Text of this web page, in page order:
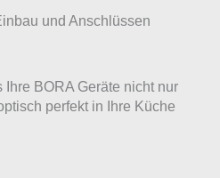
und Anschlüssen
BORA Geräte nicht nur
perfekt in Ihre Küche